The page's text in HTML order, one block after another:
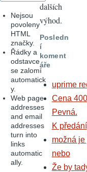
Nejsou
povoleny
HTML
značky.
Řádky a
odstavce
se zalomí
automatick
y.
Web page
addresses
and email
addresses
turn into
links
automatic
ally.
dalších
výhod.
Posledn
í
koment
áře
uprime
Cena
Pevná.
K předání
možná
nebo
Že by